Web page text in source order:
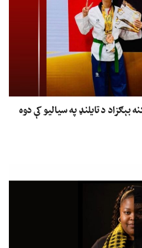
بېګزاد د تایلنډ په سیالیو کې دوه